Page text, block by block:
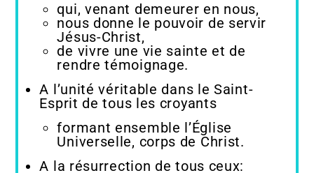
qui, venant demeurer en nous,
nous donne le pouvoir de servir
Jésus-Christ,
de vivre une vie sainte et de
rendre témoignage.
A l’unité véritable dans le Saint-
Esprit de tous les croyants
formant ensemble l’Église
Universelle, corps de Christ.
A la résurrection de tous ceux: